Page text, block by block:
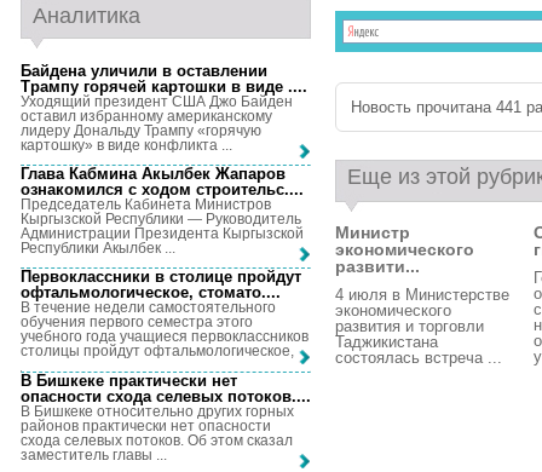
Новость прочитана 441
Еще из этой
Министр
экономического
развити...
4 июля в Министерстве
экономического
развития и торговли
Таджикистана
состоялась встреча ...
Аналитика
Байдена уличили в оставлении
Трампу горячей картошки в виде ....
Уходящий президент США Джо Байден
оставил избранному американскому
лидеру Дональду Трампу «горячую
картошку» в виде конфликта ...
Глава Кабмина Акылбек Жапаров
ознакомился с ходом строительс....
Председатель Кабинета Министров
Кыргызской Республики — Руководитель
Администрации Президента Кыргызской
Республики Акылбек ...
Первоклассники в столице пройдут
офтальмологическое, стомато....
В течение недели самостоятельного
обучения первого семестра этого
учебного года учащиеся первоклассников
столицы пройдут офтальмологическое, ...
В Бишкеке практически нет
опасности схода селевых потоков....
В Бишкеке относительно других горных
районов практически нет опасности
схода селевых потоков. Об этом сказал
заместитель главы ...